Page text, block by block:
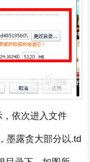
依次进入文件
墨露贪大部分以.td